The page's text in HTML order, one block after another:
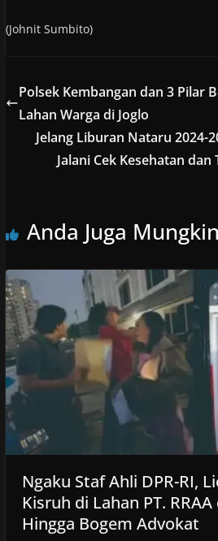
(Johnit Sumbito)
Polsek Kembangan dan 3 Pilar
Lahan Warga di Joglo
Jelang Liburan Nataru 2024-
Jalani Cek Kesehatan
Anda Juga
Ngaku Staf Ahli DPR-RI,
Kisruh di Lahan PT.
Hingga Bogem Advokat